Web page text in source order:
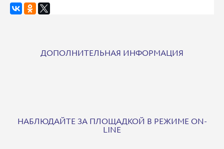
ДОПОЛНИТЕЛЬНАЯ ИНФОРМАЦИЯ
НАБЛЮДАЙТЕ ЗА ПЛОЩАДКОЙ В РЕЖИМЕ ON-
LINE